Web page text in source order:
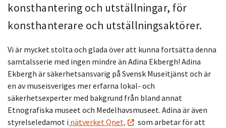
konsthantering och utställningar, för
konsthanterare och utställningsaktörer.
Vi är mycket stolta och glada över att kunna fortsätta denna
samtalsserie med ingen mindre än Adina Ekbergh! Adina
Ekbergh är säkerhetsansvarig på Svensk Museitjänst och är
en av museisveriges mer erfarna lokal- och
säkerhetsexperter med bakgrund från bland annat
Etnografiska museet och Medelhavsmuseet. Adina är även
styrelseledamot i nätverket Qnet,
som arbetar för att